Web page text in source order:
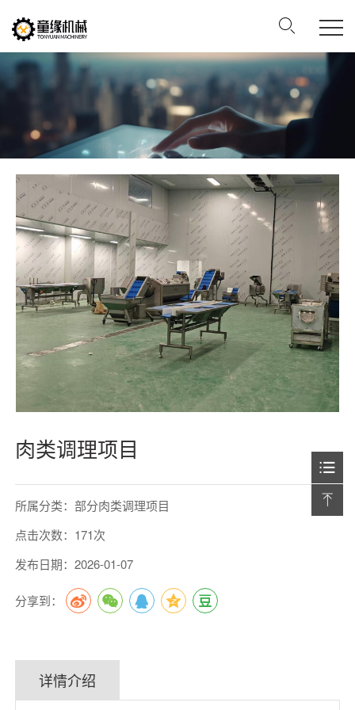
肉类调理项目
所属分类：部分肉类调理项目
点击次数：171次
发布日期：2026-01-07
分享到：
详情介绍